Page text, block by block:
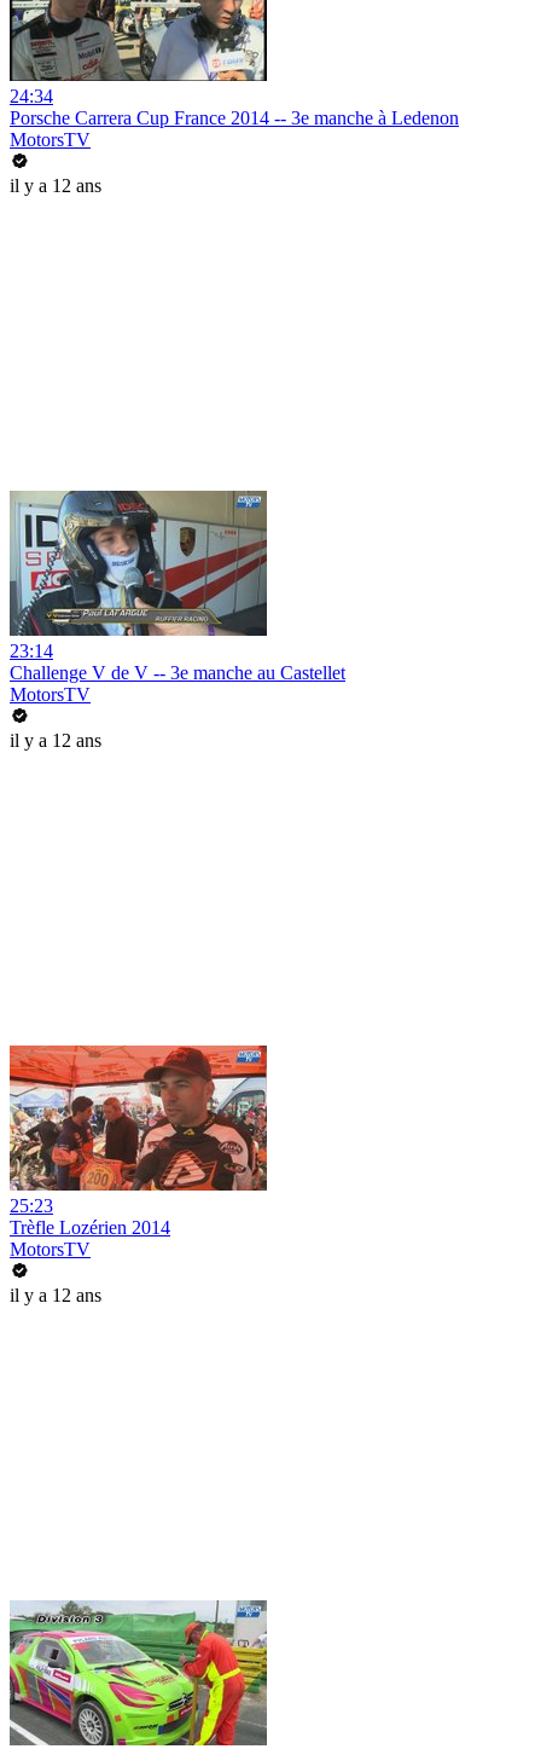
24:34
Porsche Carrera Cup France 2014 -- 3e manche à Ledenon
MotorsTV
il y a 12 ans
23:14
Challenge V de V -- 3e manche au Castellet
MotorsTV
il y a 12 ans
25:23
Trèfle Lozérien 2014
MotorsTV
il y a 12 ans